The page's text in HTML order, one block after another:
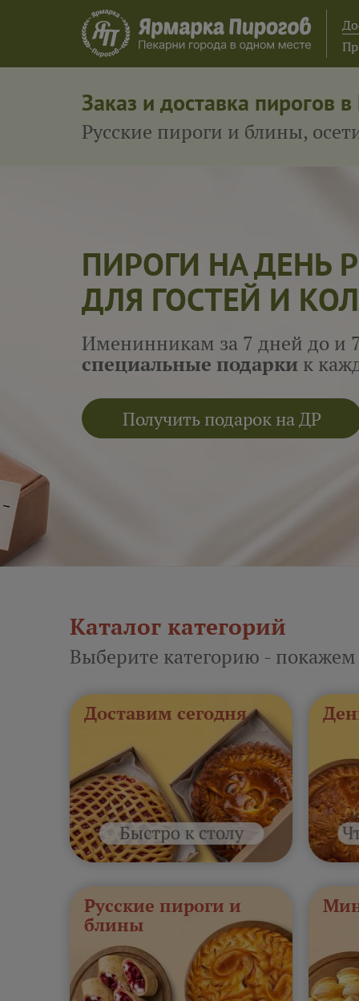
Заказ и доставка пирогов
Русские пироги и блины,
ПИРОГИ НА ДЕНЬ
ДЛЯ ГОСТЕЙ И
Именинникам за 7 дней до и
специальные подарки к
Получить подарок на ДР
Каталог категорий
Выберите категорию -
Доставим сегодня
Русские пироги и
блины